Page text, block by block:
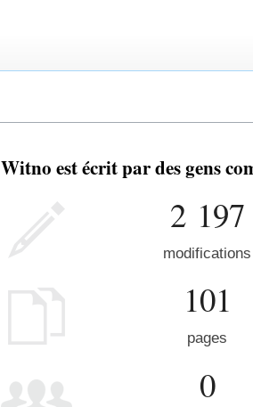
Witno est écrit par des gens
2 197
modifications
101
pages
0